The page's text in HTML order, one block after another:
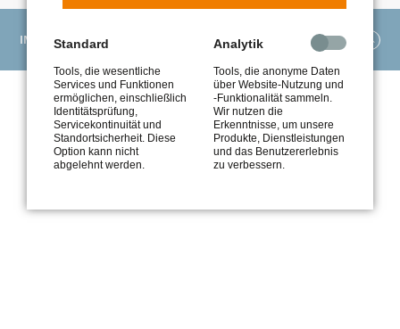
IMPRESSUM DATENSCHUTZ WIDERRUF
Standard
Tools, die wesentliche
Services und Funktionen
ermöglichen, einschließlich
Identitätsprüfung,
Servicekontinuität und
Standortsicherheit. Diese
Option kann nicht
abgelehnt werden.
Analytik
Tools, die anonyme Daten
über Website-Nutzung und
-Funktionalität sammeln.
Wir nutzen die
Erkenntnisse, um unsere
Produkte, Dienstleistungen
und das Benutzererlebnis
zu verbessern.